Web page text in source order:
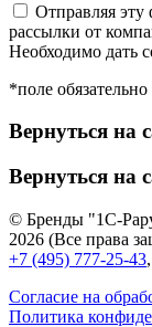
Отправляя
рассылки от
Необходимо дать
*поле
Вернуться на
Вернуться на
© Бренды "1С-
2026 (Все права
+7 (495) 777-25-43,
Согласие на
Политика